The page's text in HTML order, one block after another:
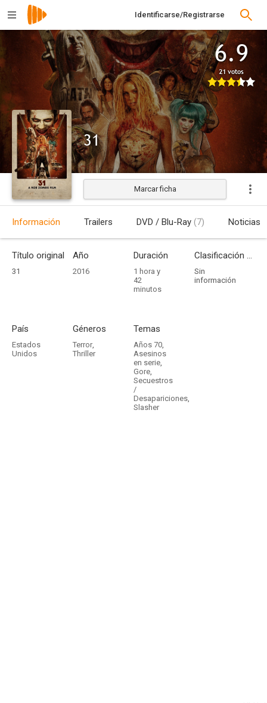
Identificarse/Registrarse
6.9
21 votos
31
Marcar ficha
Información Trailers DVD / Blu-Ray (7) Noticias
Título original
31
Año
2016
Duración
1 hora y
42
minutos
Clasificación por edades
Sin
información
País
Estados
Unidos
Géneros
Terror,
Thriller
Temas
Años 70,
Asesinos
en serie,
Gore,
Secuestros
/
Desapariciones,
Slasher